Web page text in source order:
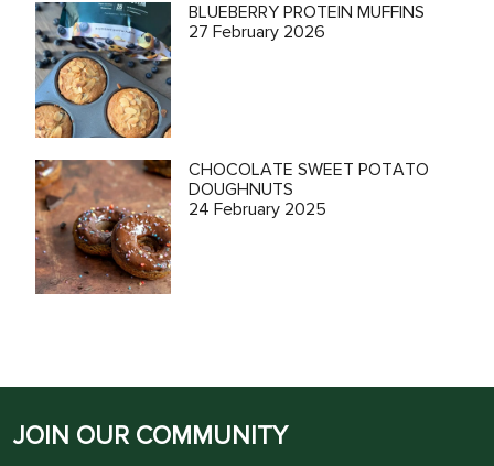
BLUEBERRY PROTEIN MUFFINS
27 February 2026
CHOCOLATE SWEET POTATO
DOUGHNUTS
24 February 2025
JOIN OUR COMMUNITY